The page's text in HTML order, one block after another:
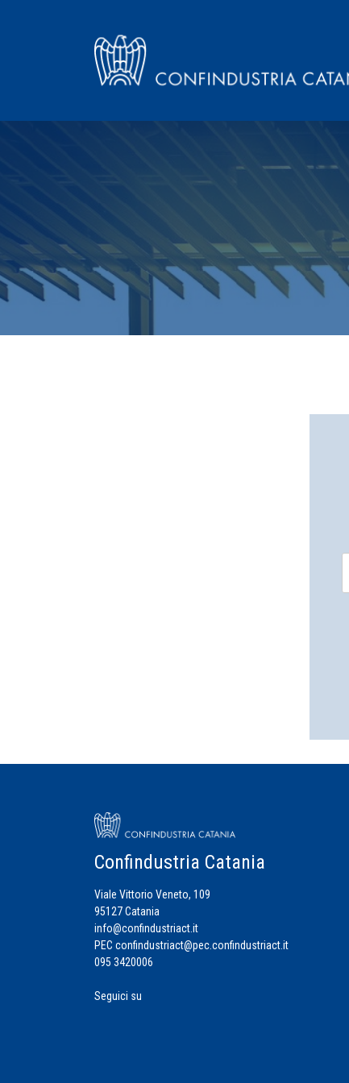
Confindustria Catania
Viale Vittorio Veneto, 109
95127 Catania
info@confindustriact.it
PEC confindustriact@pec.confindustriact.it
095 3420006
Seguici su